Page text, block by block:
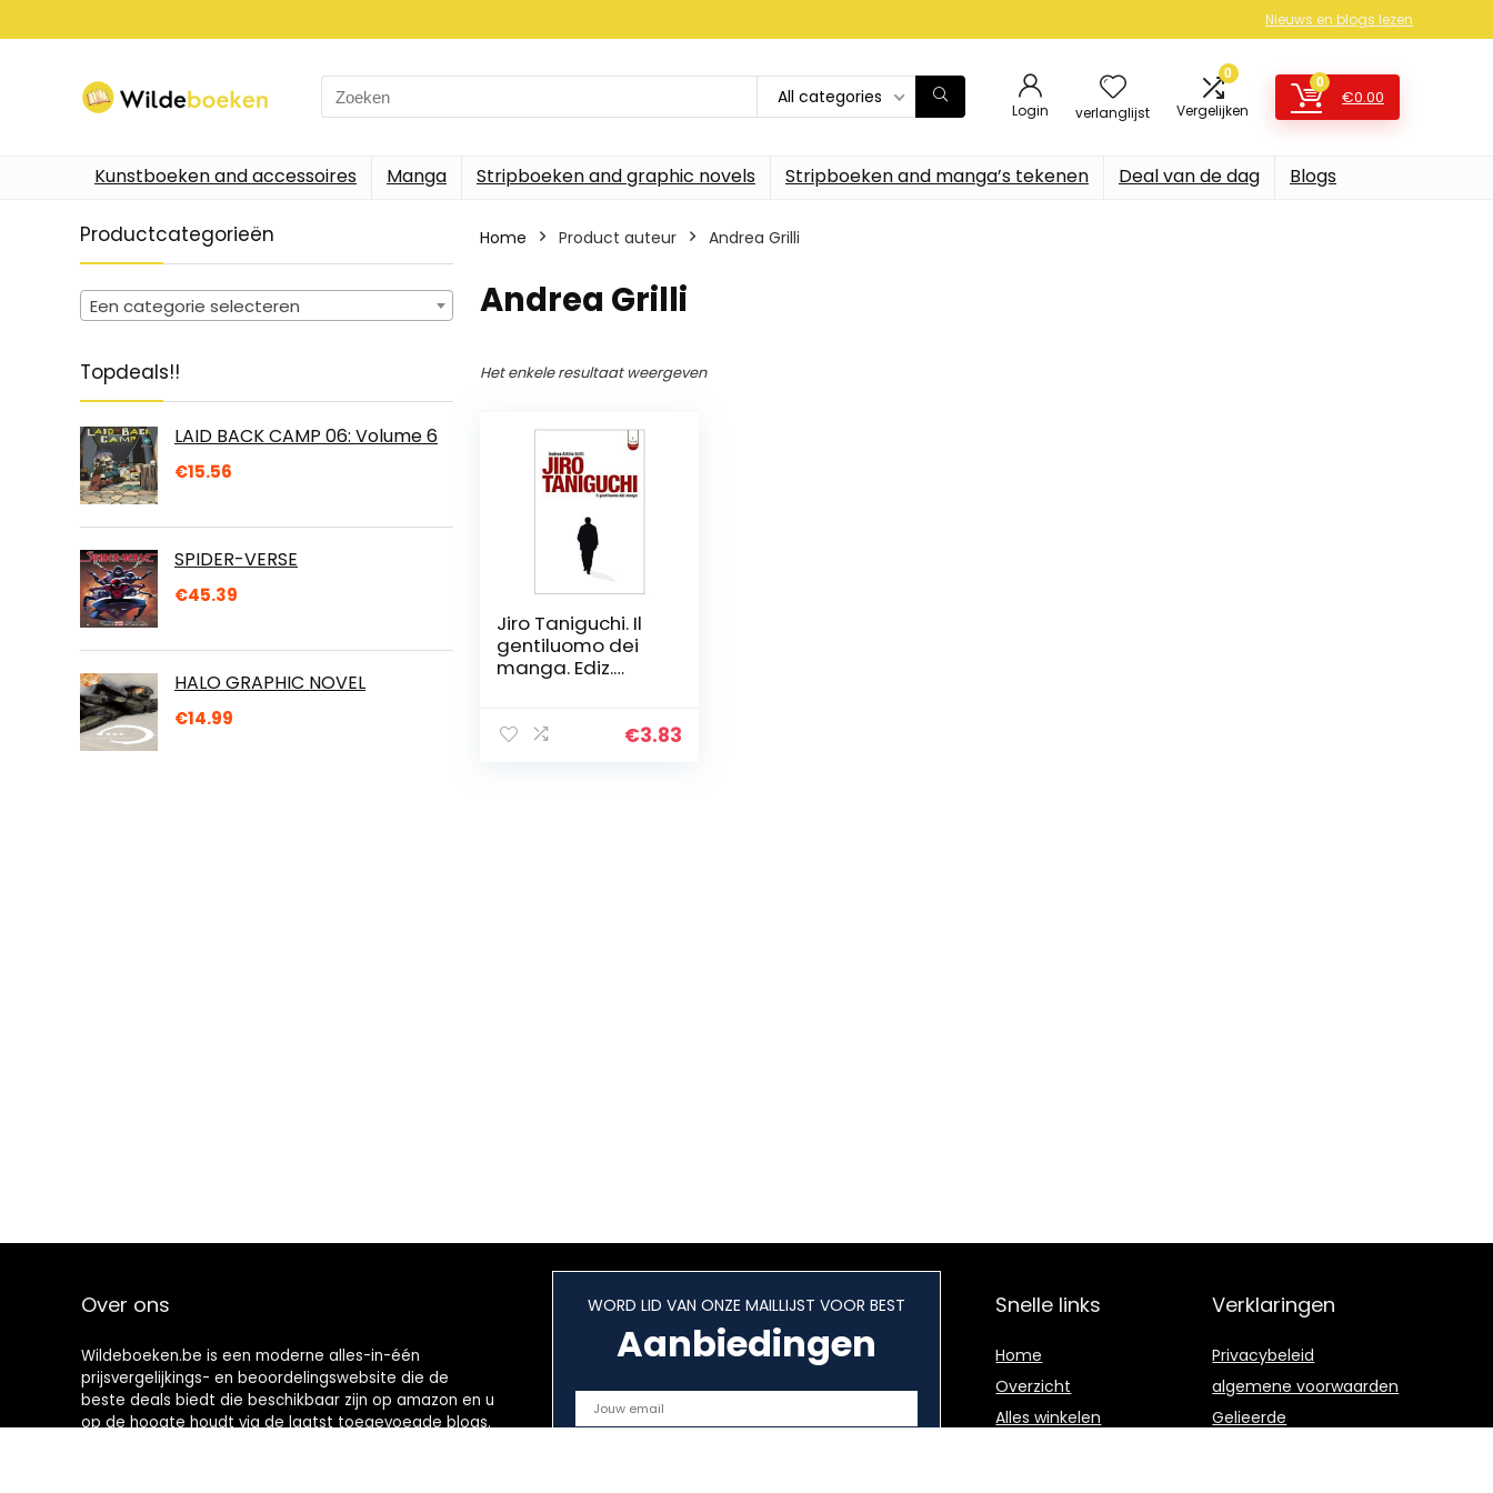
Nieuws en blogs lezen
Search
for:
All categories
Login verlanglijst
0
Vergelijken
0
€0.00
Kunstboeken and accessoires Manga Stripboeken and graphic novels Stripboeken and manga’s tekenen Deal van de dag Blogs
Productcategorieën
Een categorie selecteren
Topdeals!!
LAID BACK CAMP 06: Volume 6
€15.56
SPIDER-VERSE
€45.39
HALO GRAPHIC NOVEL
€14.99
Home Product auteur Andrea Grilli
Andrea Grilli
Het enkele resultaat weergeven
Jiro Taniguchi. Il
gentiluomo dei
manga. Ediz.
€3.83
Over ons
Wildeboeken.be is een moderne alles-in-één
prijsvergelijkings- en beoordelingswebsite die de
beste deals biedt die beschikbaar zijn op amazon en u
op de hoogte houdt via de laatst toegevoegde blogs.
WORD LID VAN ONZE MAILLIJST VOOR BEST
Aanbiedingen
Snelle links
Home
Overzicht
Alles winkelen
Verklaringen
Privacybeleid
algemene voorwaarden
Gelieerde